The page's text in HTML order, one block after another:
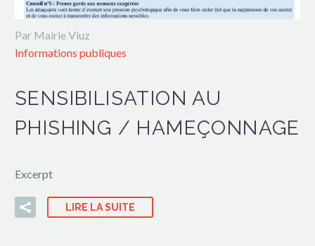
Par Mairie Viuz
Informations publiques
SENSIBILISATION AU
PHISHING / HAMEÇONNAGE
Excerpt
LIRE LA SUITE